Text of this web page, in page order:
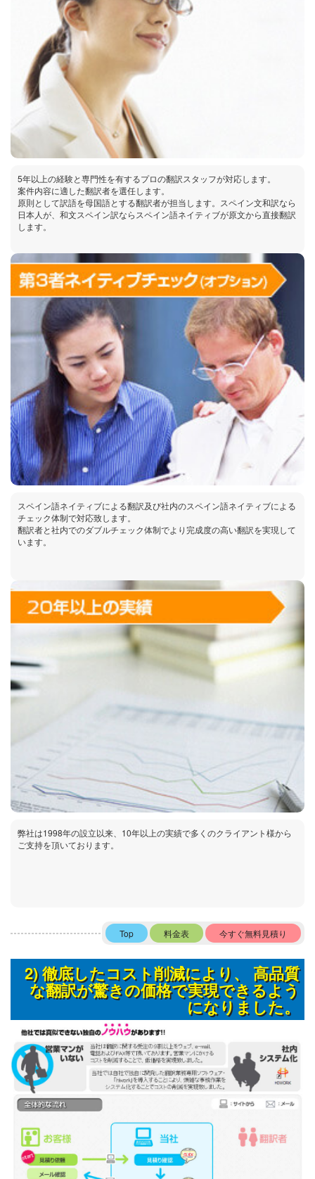
5年以上の経験と専門性を有するプロの翻訳スタッフが対応します。
案件内容に適した翻訳者を選任します。
原則として訳語を母国語とする翻訳者が担当します。スペイン文和訳なら
日本人が、和文スペイン訳ならスペイン語ネイティブが原文から直接翻訳
します。
スペイン語ネイティブによる翻訳及び社内のスペイン語ネイティブによる
チェック体制で対応致します。
翻訳者と社内でのダブルチェック体制でより完成度の高い翻訳を実現して
います。
弊社は1998年の設立以来、10年以上の実績で多くのクライアント様から
ご支持を頂いております。
Top 料金表 今すぐ無料見積り
2) 徹底したコスト削減により、 高品質
な翻訳が驚きの価格で実現できるよう
になりました。